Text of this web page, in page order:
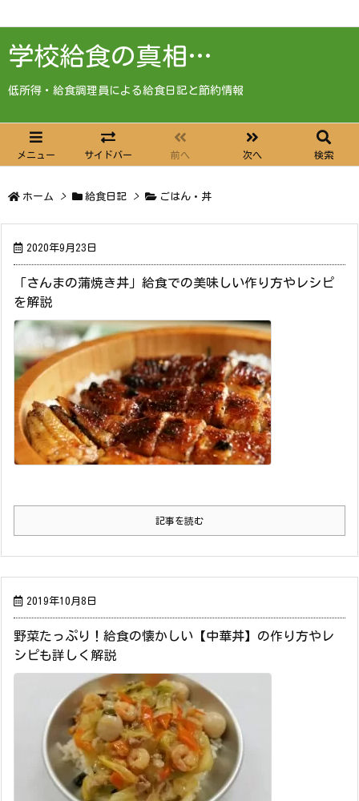
学校給食の真相…
低所得・給食調理員による給食日記と節約情報
メニュー サイドバー 前へ 次へ 検索
ホーム > 給食日記 > ごはん・丼
2020年9月23日
「さんまの蒲焼き丼」給食での美味しい作り方やレシピ
を解説
記事を読む
2019年10月8日
野菜たっぷり！給食の懐かしい【中華丼】の作り方やレ
シピも詳しく解説